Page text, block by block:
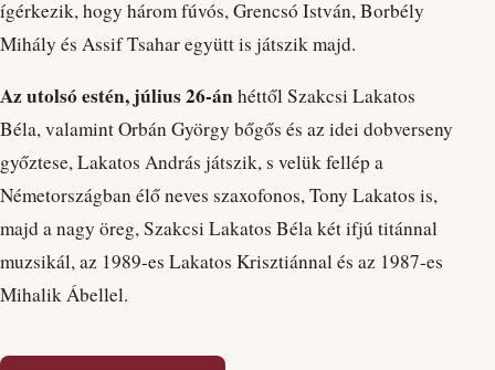
ígérkezik, hogy három fúvós, Grencsó István, Borbély
Mihály és Assif Tsahar együtt is játszik majd.
Az utolsó estén, július 26-ánhéttől Szakcsi Lakatos
Béla, valamint Orbán György bőgős és az idei dobverseny
győztese, Lakatos András játszik, s velük fellép a
Németországban élő neves szaxofonos, Tony Lakatos is,
majd a nagy öreg, Szakcsi Lakatos Béla két ifjú titánnal
muzsikál, az 1989-es Lakatos Krisztiánnal és az 1987-es
Mihalik Ábellel.